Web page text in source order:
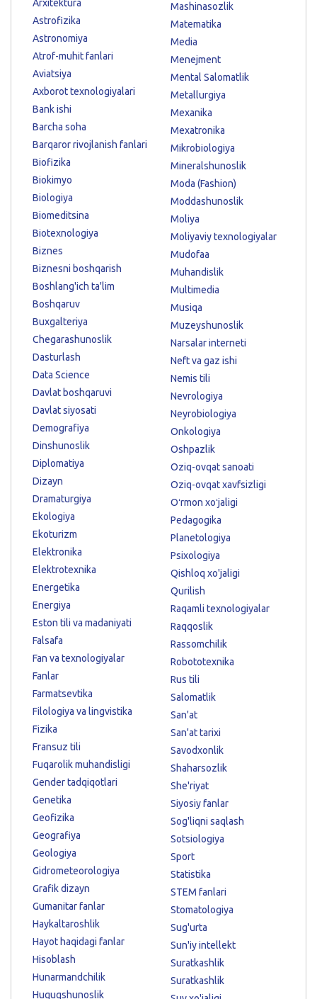
Arxitektura
Astrofizika
Astronomiya
Atrof-muhit fanlari
Aviatsiya
Axborot texnologiyalari
Bank ishi
Barcha soha
Barqaror rivojlanish fanlari
Biofizika
Biokimyo
Biologiya
Biomeditsina
Biotexnologiya
Biznes
Biznesni boshqarish
Boshlang'ich ta'lim
Boshqaruv
Buxgalteriya
Chegarashunoslik
Dasturlash
Data Science
Davlat boshqaruvi
Davlat siyosati
Demografiya
Dinshunoslik
Diplomatiya
Dizayn
Dramaturgiya
Ekologiya
Ekoturizm
Elektronika
Elektrotexnika
Energetika
Energiya
Eston tili va madaniyati
Falsafa
Fan va texnologiyalar
Fanlar
Farmatsevtika
Filologiya va lingvistika
Fizika
Fransuz tili
Fuqarolik muhandisligi
Gender tadqiqotlari
Genetika
Geofizika
Geografiya
Geologiya
Gidrometeorologiya
Grafik dizayn
Gumanitar fanlar
Haykaltaroshlik
Hayot haqidagi fanlar
Hisoblash
Hunarmandchilik
Huquqshunoslik
Mashinasozlik
Matematika
Media
Menejment
Mental Salomatlik
Metallurgiya
Mexanika
Mexatronika
Mikrobiologiya
Mineralshunoslik
Moda (Fashion)
Moddashunoslik
Moliya
Moliyaviy texnologiyalar
Mudofaa
Muhandislik
Multimedia
Musiqa
Muzeyshunoslik
Narsalar interneti
Neft va gaz ishi
Nemis tili
Nevrologiya
Neyrobiologiya
Onkologiya
Oshpazlik
Oziq-ovqat sanoati
Oziq-ovqat xavfsizligi
Oʻrmon xoʻjaligi
Pedagogika
Planetologiya
Psixologiya
Qishloq xo'jaligi
Qurilish
Raqamli texnologiyalar
Raqqoslik
Rassomchilik
Robototexnika
Rus tili
Salomatlik
San'at
San'at tarixi
Savodxonlik
Shaharsozlik
She'riyat
Siyosiy fanlar
Sog'liqni saqlash
Sotsiologiya
Sport
Statistika
STEM fanlari
Stomatologiya
Sug'urta
Sun'iy intellekt
Suratkashlik
Suratkashlik